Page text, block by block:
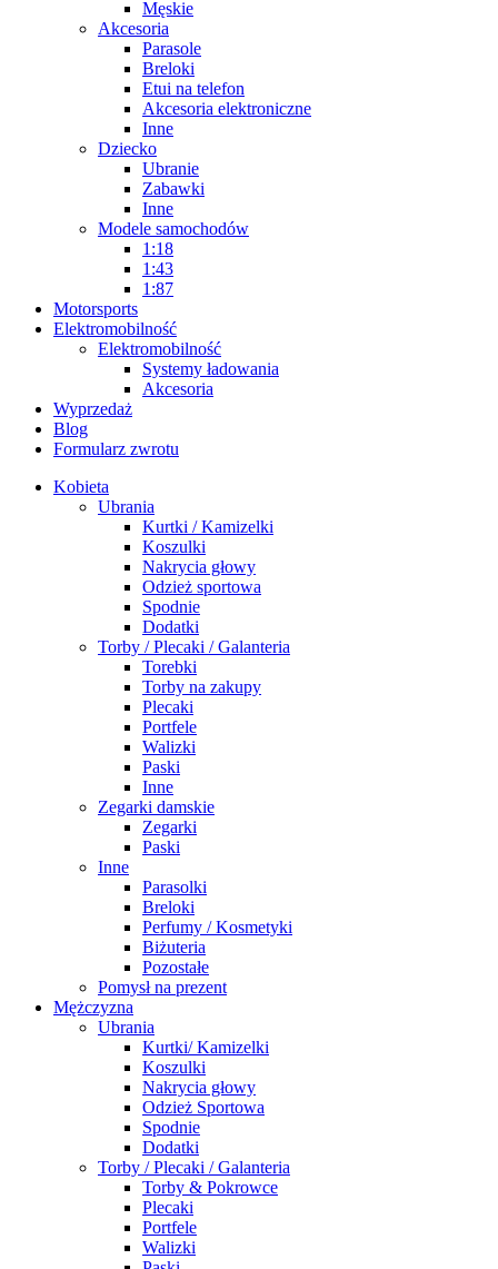
Męskie
Akcesoria
Parasole
Breloki
Etui na telefon
Akcesoria elektroniczne
Inne
Dziecko
Ubranie
Zabawki
Inne
Modele samochodów
1:18
1:43
1:87
Motorsports
Elektromobilność
Elektromobilność
Systemy ładowania
Akcesoria
Wyprzedaż
Blog
Formularz zwrotu
Kobieta
Ubrania
Kurtki / Kamizelki
Koszulki
Nakrycia głowy
Odzież sportowa
Spodnie
Dodatki
Torby / Plecaki / Galanteria
Torebki
Torby na zakupy
Plecaki
Portfele
Walizki
Paski
Inne
Zegarki damskie
Zegarki
Paski
Inne
Parasolki
Breloki
Perfumy / Kosmetyki
Biżuteria
Pozostałe
Pomysł na prezent
Mężczyzna
Ubrania
Kurtki/ Kamizelki
Koszulki
Nakrycia głowy
Odzież Sportowa
Spodnie
Dodatki
Torby / Plecaki / Galanteria
Torby & Pokrowce
Plecaki
Portfele
Walizki